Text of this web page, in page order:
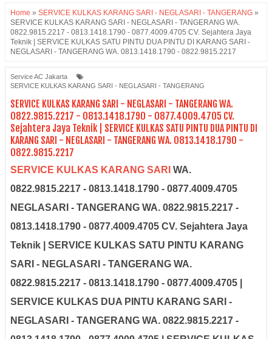
Home » SERVICE KULKAS KARANG SARI - NEGLASARI - TANGERANG »
SERVICE KULKAS KARANG SARI - NEGLASARI - TANGERANG WA.
0822.9815.2217 - 0813.1418.1790 - 0877.4009.4705 CV. Sejahtera Jaya
Teknik | SERVICE KULKAS SATU PINTU DUA PINTU DI KARANG SARI -
NEGLASARI - TANGERANG WA. 0813.1418.1790 - 0822.9815.2217
Service AC Jakarta
SERVICE KULKAS KARANG SARI - NEGLASARI - TANGERANG
SERVICE KULKAS KARANG SARI - NEGLASARI - TANGERANG WA.
0822.9815.2217 - 0813.1418.1790 - 0877.4009.4705 CV.
Sejahtera Jaya Teknik | SERVICE KULKAS SATU PINTU DUA PINTU DI
KARANG SARI - NEGLASARI - TANGERANG WA. 0813.1418.1790 -
0822.9815.2217
SERVICE KULKAS KARANG SARI WA.
0822.9815.2217 - 0813.1418.1790 - 0877.4009.4705
NEGLASARI - TANGERANG WA. 0822.9815.2217 -
0813.1418.1790 - 0877.4009.4705 CV. Sejahtera Jaya
Teknik | SERVICE KULKAS SATU PINTU KARANG
SARI - NEGLASARI - TANGERANG WA.
0822.9815.2217 - 0813.1418.1790 - 0877.4009.4705 |
SERVICE KULKAS DUA PINTU KARANG SARI -
NEGLASARI - TANGERANG WA. 0822.9815.2217 -